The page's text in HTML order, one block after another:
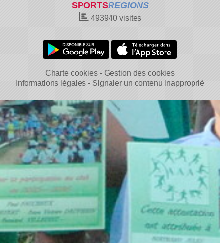
SPORTSREGIONS
493940 visites
Charte cookies
Gestion des cookies
Informations légales
Signaler un contenu inapproprié